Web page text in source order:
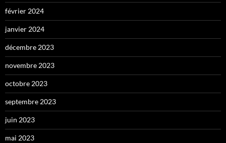
février 2024
janvier 2024
décembre 2023
novembre 2023
octobre 2023
septembre 2023
juin 2023
mai 2023